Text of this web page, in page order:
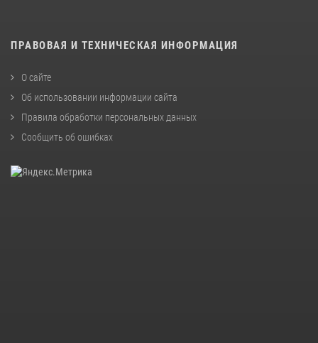
ПРАВОВАЯ И ТЕХНИЧЕСКАЯ ИНФОРМАЦИЯ
О сайте
Об использовании информации сайта
Правила обработки персональных данных
Сообщить об ошибках